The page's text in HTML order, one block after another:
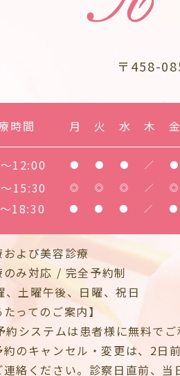
〒458-
時間 月 火 水 木 金
12:00 ● ● ● ／ ●
15:30 ◎ ◎ ◎ ／ ◎
18:30 ● ● ● ／ ●
よび美容診療
み対応 / 完全予約制
土曜午後、日曜、祝日
たってのご案内】
約システムは患者様に無料で
のキャンセル・変更は、2日
絡ください。診察日直前、当